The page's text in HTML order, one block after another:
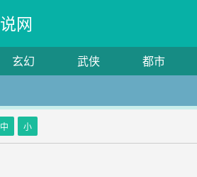
网
玄幻 武侠 都市
中 小